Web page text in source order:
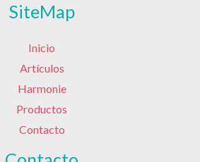
SiteMap
Inicio
Artículos
Harmonie
Productos
Contacto